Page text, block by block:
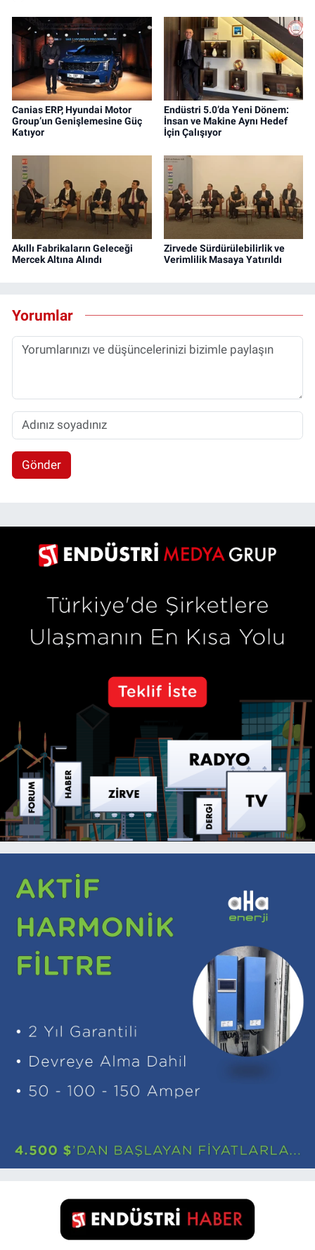
Canias ERP, Hyundai Motor
Group’un Genişlemesine Güç
Katıyor
Endüstri 5.0’da Yeni Dönem:
İnsan ve Makine Aynı Hedef
İçin Çalışıyor
Akıllı Fabrikaların Geleceği
Mercek Altına Alındı
Zirvede Sürdürülebilirlik ve
Verimlilik Masaya Yatırıldı
Yorumlar
Gönder